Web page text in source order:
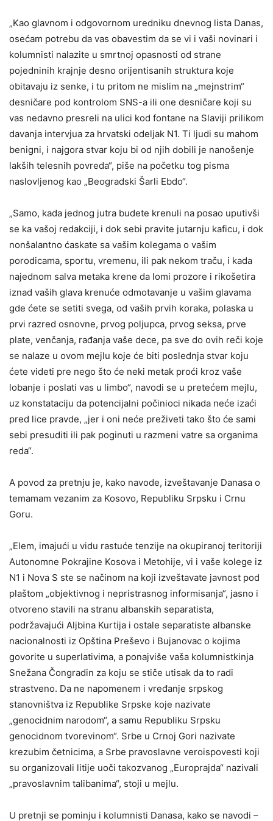
„Kao glavnom i odgovornom uredniku dnevnog lista Danas,
osećam potrebu da vas obavestim da se vi i vaši novinari i
kolumnisti nalazite u smrtnoj opasnosti od strane
pojedninih krajnje desno orijentisanih struktura koje
obitavaju iz senke, i tu pritom ne mislim na „mejnstrim“
desničare pod kontrolom SNS-a ili one desničare koji su
vas nedavno presreli na ulici kod fontane na Slaviji prilikom
davanja intervjua za hrvatski odeljak N1. Ti ljudi su mahom
benigni, i najgora stvar koju bi od njih dobili je nanošenje
lakših telesnih povreda“, piše na početku tog pisma
naslovljenog kao „Beogradski Šarli Ebdo“.
„Samo, kada jednog jutra budete krenuli na posao uputivši
se ka vašoj redakciji, i dok sebi pravite jutarnju kaficu, i dok
nonšalantno ćaskate sa vašim kolegama o vašim
porodicama, sportu, vremenu, ili pak nekom traču, i kada
najednom salva metaka krene da lomi prozore i rikošetira
iznad vaših glava krenuće odmotavanje u vašim glavama
gde ćete se setiti svega, od vaših prvih koraka, polaska u
prvi razred osnovne, prvog poljupca, prvog seksa, prve
plate, venčanja, rađanja vaše dece, pa sve do ovih reči koje
se nalaze u ovom mejlu koje će biti poslednja stvar koju
ćete videti pre nego što će neki metak proći kroz vaše
lobanje i poslati vas u limbo“, navodi se u pretećem mejlu,
uz konstataciju da potencijalni počinioci nikada neće izaći
pred lice pravde, „jer i oni neće preživeti tako što će sami
sebi presuditi ili pak poginuti u razmeni vatre sa organima
reda“.
A povod za pretnju je, kako navode, izveštavanje Danasa o
temamam vezanim za Kosovo, Republiku Srpsku i Crnu
Goru.
„Elem, imajući u vidu rastuće tenzije na okupiranoj teritoriji
Autonomne Pokrajine Kosova i Metohije, vi i vaše kolege iz
N1 i Nova S ste se načinom na koji izveštavate javnost pod
plaštom „objektivnog i nepristrasnog informisanja“, jasno i
otvoreno stavili na stranu albanskih separatista,
podržavajući Aljbina Kurtija i ostale separatiste albanske
nacionalnosti iz Opština Preševo i Bujanovac o kojima
govorite u superlativima, a ponajviše vaša kolumnistkinja
Snežana Čongradin za koju se stiče utisak da to radi
strastveno. Da ne napomenem i vređanje srpskog
stanovništva iz Republike Srpske koje nazivate
„genocidnim narodom“, a samu Republiku Srpsku
genocidnom tvorevinom“. Srbe u Crnoj Gori nazivate
krezubim četnicima, a Srbe pravoslavne veroispovesti koji
su organizovali litije uoči takozvanog „Europrajda“ nazivali
„pravoslavnim talibanima“, stoji u mejlu.
U pretnji se pominju i kolumnisti Danasa, kako se navodi –